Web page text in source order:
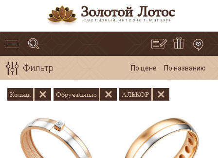
Золотой Лотос
ювелирный интернет-магазин
Фильтр По цене По названию
Кольца Обручальные АЛЬКОР